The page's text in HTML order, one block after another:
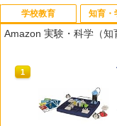
学校教育
1
知育・
1
1
Amazon 実験・科学（
1